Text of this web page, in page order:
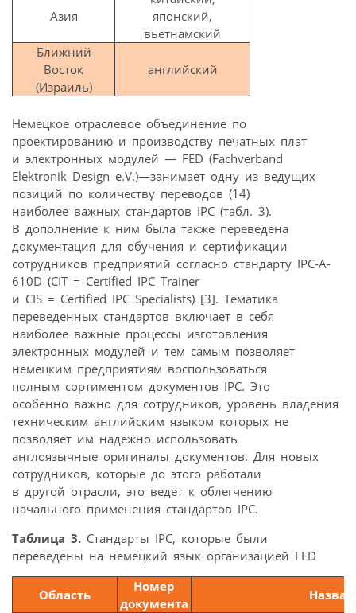
Азия
японский,
вьетнамский
Ближний
Восток
(Израиль)
английский
Немецкое отраслевое объединение по
проектированию и производству печатных плат
и электронных модулей — FED (Fachverband
Elektronik Design e.V.)—занимает одну из ведущих
позиций по количеству переводов (14)
наиболее важных стандартов IPC (табл. 3).
В дополнение к ним была также переведена
документация для обучения и сертификации
сотрудников предприятий согласно стандарту IPC-A-
610D (CIT = Certified IPC Trainer
и CIS = Certified IPC Specialists) [3]. Тематика
переведенных стандартов включает в себя
наиболее важные процессы изготовления
электронных модулей и тем самым позволяет
немецким предприятиям воспользоваться
полным сортиментом документов IPC. Это
особенно важно для сотрудников, уровень владения
техническим английским языком которых не
позволяет им надежно использовать
англоязычные оригиналы документов. Для новых
сотрудников, которые до этого работали
в другой отрасли, это ведет к облегчению
начального применения стандартов IPC.
Таблица 3. Стандарты IPC, которые были
переведены на немецкий язык организацией FED
Область
Номер
документа